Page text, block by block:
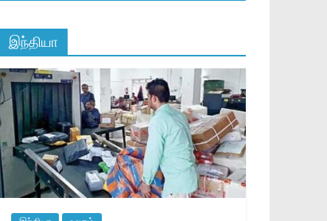
இந்தியா